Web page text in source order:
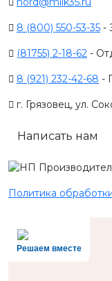
8 (800) 550-53-35 -
(81755) 2-18-62 -
8 (921) 232-42-68 -
г. Грязовец, ул.
Написать нам
Политика
Решаем вместе